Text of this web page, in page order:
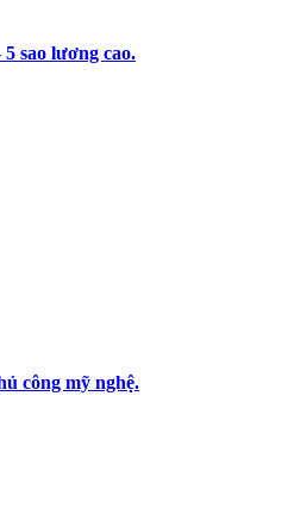
sao lương cao.
công mỹ nghệ.